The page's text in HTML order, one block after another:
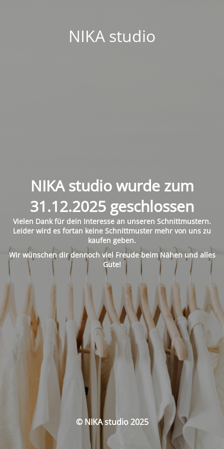
NIKA studio
NIKA studio wurde zum
31.12.2025 geschlossen
Vielen Dank für dein Interesse an unseren Schnittmustern.
Leider wird es fortan keine Schnittmuster mehr von uns zu
kaufen geben.
Wir wünschen dir dennoch viel Freude beim Nähen und alles
Gute!
© NIKA studio 2025